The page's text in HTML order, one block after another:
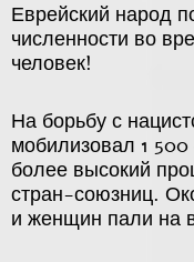
Еврейский народ
численности во
человек!
На борьбу с
мобилизовал 1
более высокий
стран-союзниц.
и женщин пали на